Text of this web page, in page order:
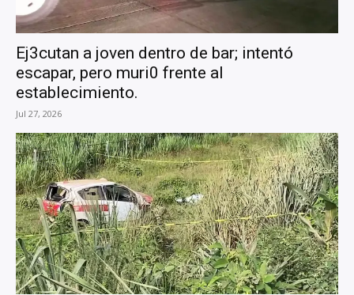
Ej3cutan a joven dentro de bar; intentó
escapar, pero muri0 frente al
establecimiento.
Jul 27, 2026